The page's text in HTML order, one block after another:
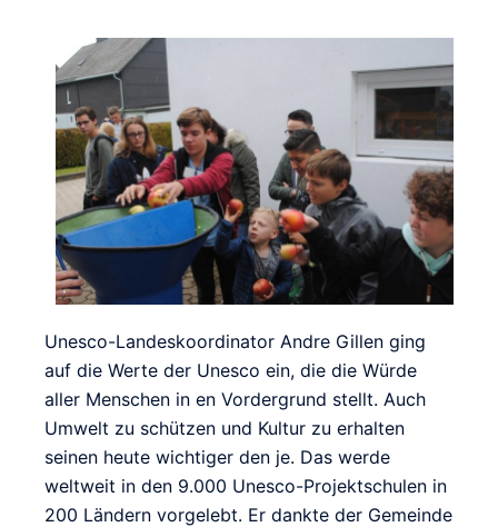
Unesco-Landeskoordinator Andre Gillen ging
auf die Werte der Unesco ein, die die Würde
aller Menschen in en Vordergrund stellt. Auch
Umwelt zu schützen und Kultur zu erhalten
seinen heute wichtiger den je. Das werde
weltweit in den 9.000 Unesco-Projektschulen in
200 Ländern vorgelebt. Er dankte der Gemeinde